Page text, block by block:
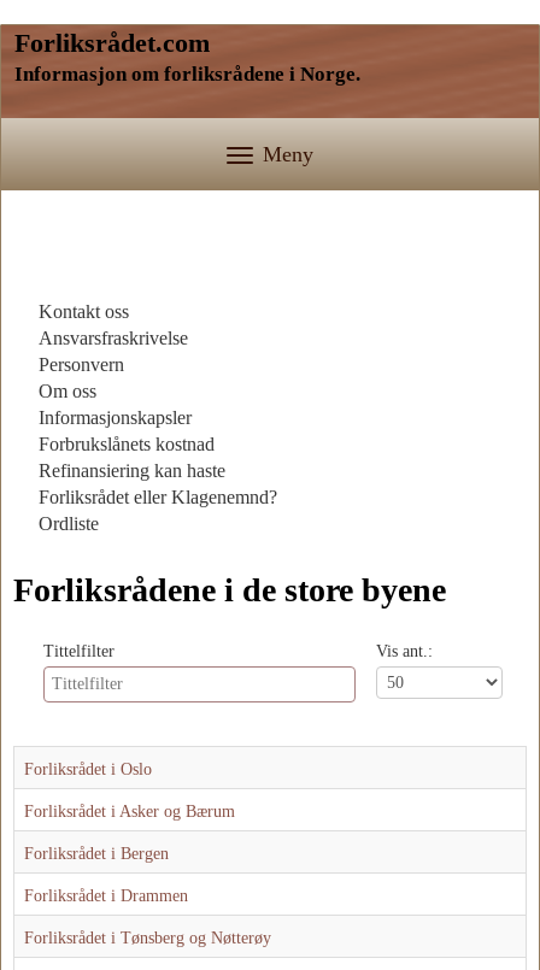
Informasjon om forliksrådene i Norge.
Forliksrådet.com
Meny
Kontakt oss
Ansvarsfraskrivelse
Personvern
Om oss
Informasjonskapsler
Forbrukslånets kostnad
Refinansiering kan haste
Forliksrådet eller Klagenemnd?
Ordliste
Forliksrådene i de store byene
Tittelfilter Vis ant.:
Forliksrådet i Oslo
Forliksrådet i Asker og Bærum
Forliksrådet i Bergen
Forliksrådet i Drammen
Forliksrådet i Tønsberg og Nøtterøy